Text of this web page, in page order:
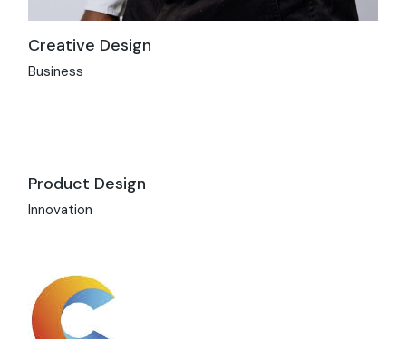
Creative Design
Business
Product Design
Innovation